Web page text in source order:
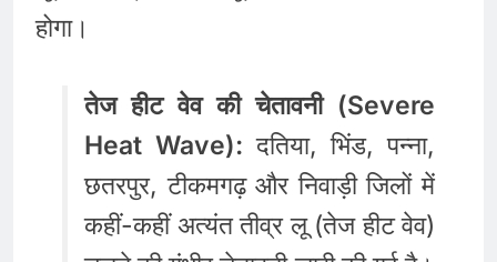
होगा।
तेज हीट वेव की चेतावनी (Severe
Heat Wave): दतिया, भिंड, पन्ना,
छतरपुर, टीकमगढ़ और निवाड़ी जिलों में
कहीं-कहीं अत्यंत तीव्र लू (तेज हीट वेव)